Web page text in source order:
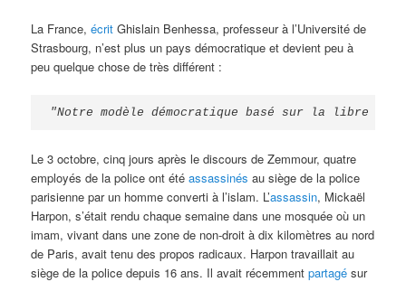
La France,écrit Ghislain Benhessa, professeur à l’Université de
Strasbourg, n’est plus un pays démocratique et devient peu à
peu quelque chose de très différent :
"Notre modèle démocratique basé sur la libre
Le 3 octobre, cinq jours après le discours de Zemmour, quatre
employés de la police ont étéassassinés au siège de la police
parisienne par un homme converti à l’islam. L’assassin, Mickaël
Harpon, s’était rendu chaque semaine dans une mosquée où un
imam, vivant dans une zone de non-droit à dix kilomètres au nord
de Paris, avait tenu des propos radicaux. Harpon travaillait au
siège de la police depuis 16 ans. Il avait récemmentpartagé sur